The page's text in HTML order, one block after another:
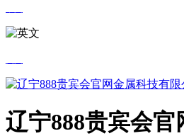
辽宁888贵宾会